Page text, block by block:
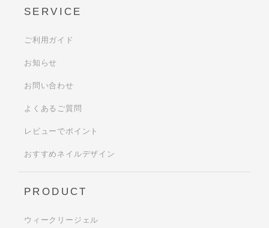
SERVICE
ご利用ガイド
お知らせ
お問い合わせ
よくあるご質問
レビューでポイント
おすすめネイルデザイン
PRODUCT
ウィークリージェル